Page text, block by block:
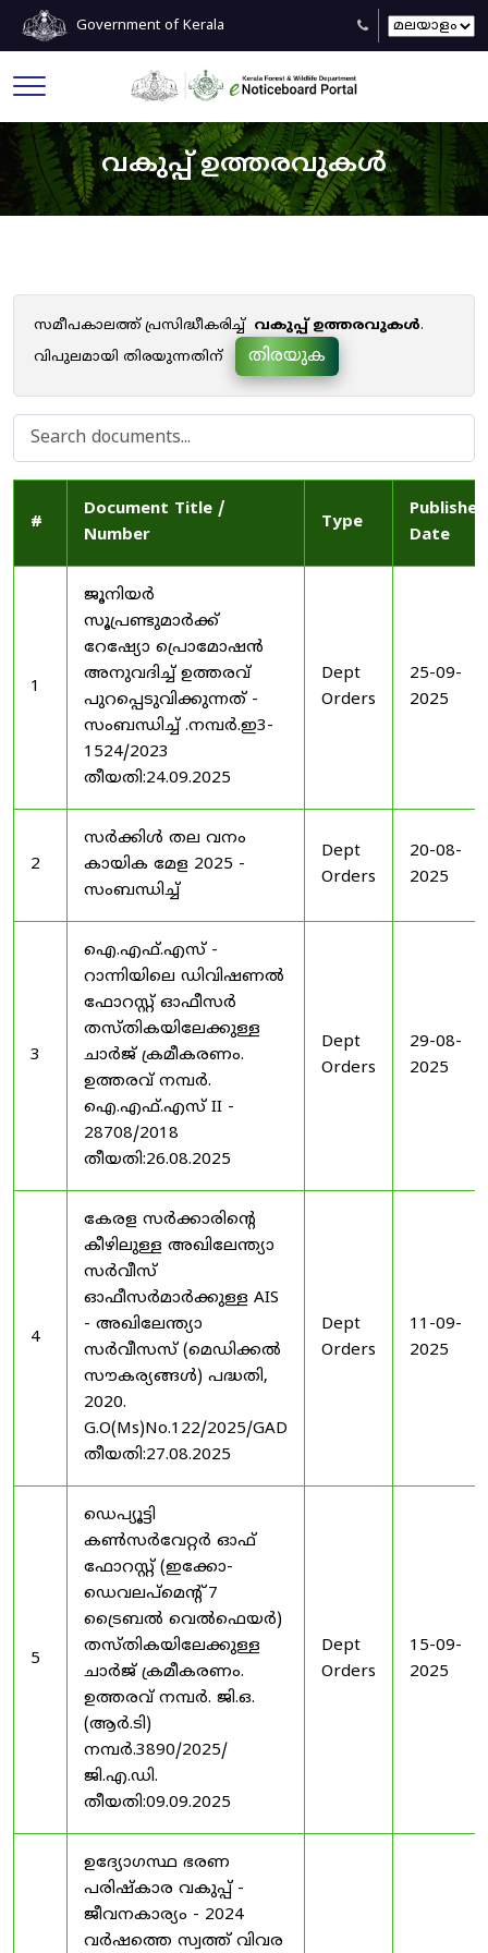
Government of Kerala
വകുപ്പ് ഉത്തരവുകൾ
സമീപകാലത്ത് പ്രസിദ്ധീകരിച്ച് വകുപ്പ് ഉത്തരവുകൾ.
വിപുലമായി തിരയുന്നതിന്
തിരയുക
#
Document Title /
Number
Type
Published
Date
1
ജൂനിയർ
സൂപ്രണ്ടുമാർക്ക്
റേഷ്യോ പ്രൊമോഷൻ
അനുവദിച്ച് ഉത്തരവ്
പുറപ്പെടുവിക്കുന്നത് -
സംബന്ധിച്ച് .നമ്പർ.ഇ3-
1524/2023
തീയതി:24.09.2025
Dept
Orders
25-09-
2025
2
സർക്കിൾ തല വനം
കായിക മേള 2025 -
സംബന്ധിച്ച്
Dept
Orders
20-08-
2025
3
ഐ.എഫ്.എസ് -
റാന്നിയിലെ ഡിവിഷണൽ
ഫോറസ്റ്റ് ഓഫീസർ
തസ്തികയിലേക്കുള്ള
ചാർജ് ക്രമീകരണം.
ഉത്തരവ് നമ്പർ.
ഐ.എഫ്.എസ് II -
28708/2018
തീയതി:26.08.2025
Dept
Orders
29-08-
2025
4
കേരള സർക്കാരിന്റെ
കീഴിലുള്ള അഖിലേന്ത്യാ
സർവീസ്
ഓഫീസർമാർക്കുള്ള AIS
- അഖിലേന്ത്യാ
സർവീസസ് (മെഡിക്കൽ
സൗകര്യങ്ങൾ) പദ്ധതി,
2020.
G.O(Ms)No.122/2025/GAD
തീയതി:27.08.2025
Dept
Orders
11-09-
2025
5
ഡെപ്യൂട്ടി
കൺസർവേറ്റർ ഓഫ്
ഫോറസ്റ്റ് (ഇക്കോ-
ഡെവലപ്മെന്റ് 7
ട്രൈബൽ വെൽഫെയർ)
തസ്തികയിലേക്കുള്ള
ചാർജ് ക്രമീകരണം.
ഉത്തരവ് നമ്പർ. ജി.ഒ.
(ആർ.ടി)
നമ്പർ.3890/2025/
ജി.എ.ഡി.
തീയതി:09.09.2025
Dept
Orders
15-09-
2025
ഉദ്യോഗസ്ഥ ഭരണ
പരിഷ്കാര വകുപ്പ് -
ജീവനകാര്യം - 2024
വർഷത്തെ സ്വത്ത് വിവര